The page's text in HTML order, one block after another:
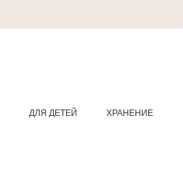
ДЛЯ ДЕТЕЙ ХРАНЕНИЕ